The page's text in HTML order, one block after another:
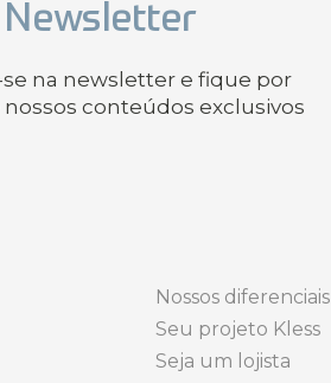
Newsletter
se na newsletter e fique por
conteúdos exclusivos
Nossos diferenciais
Seu projeto Kless
Seja um lojista